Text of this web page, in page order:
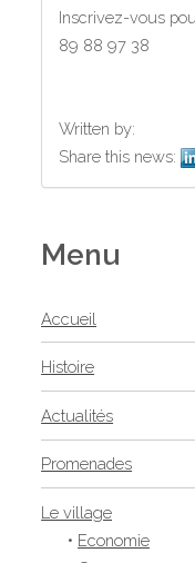
Inscrivez-vous
89 88 97 38
Written by:
Share this news:
Menu
Accueil
Histoire
Actualités
Promenades
Le village
• Economie